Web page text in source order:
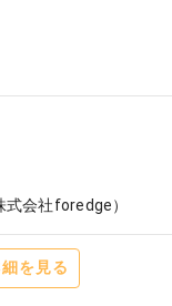
会社foredge）
を見る